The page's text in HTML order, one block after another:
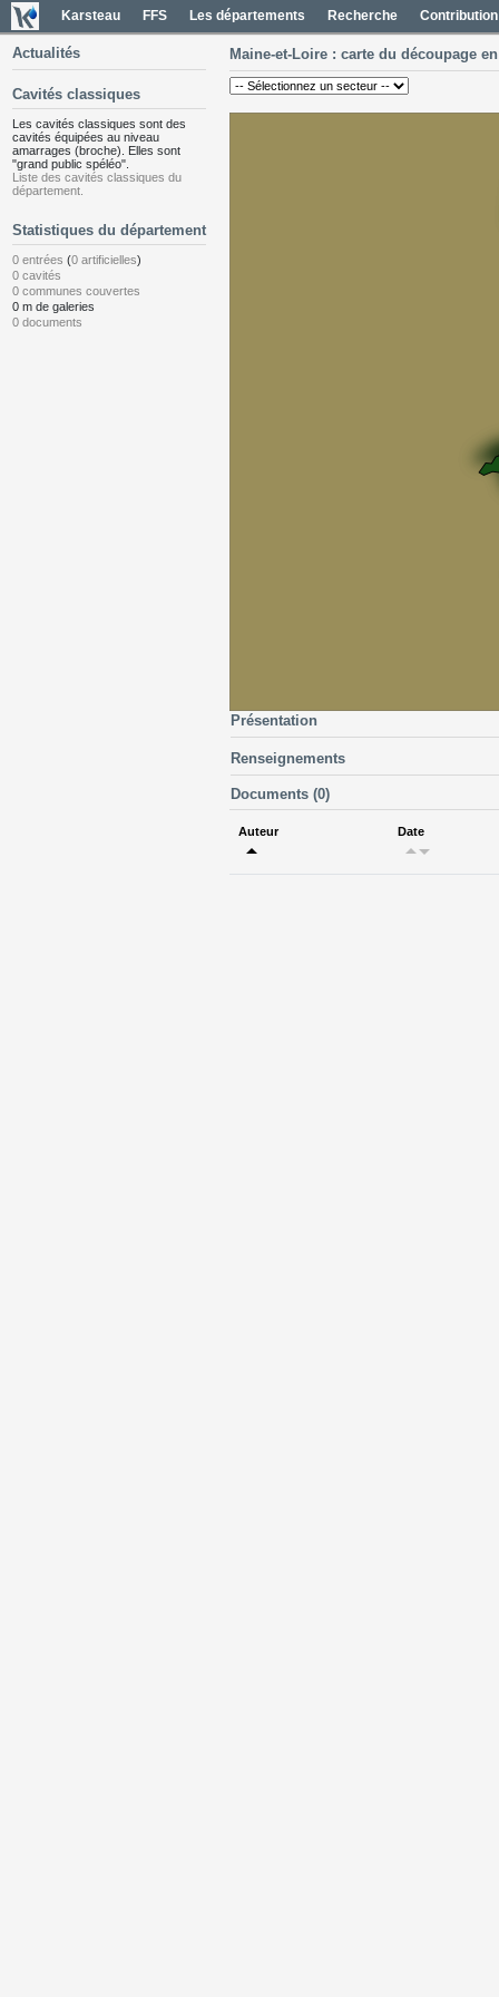
Karsteau FFS Les départements Recherche Contribution
Actualités
Cavités classiques
Les cavités classiques sont des
cavités équipées au niveau
amarrages (broche). Elles sont
"grand public spéléo".
Liste des cavités classiques du
département.
Statistiques du département
0 entrées (0 artificielles)
0 cavités
0 communes couvertes
0 m de galeries
0 documents
Maine-et-Loire : carte du découpage
Présentation
Renseignements
Documents (0)
Auteur
arrow_drop_up
Date
arrow_drop_up
arrow_drop_down